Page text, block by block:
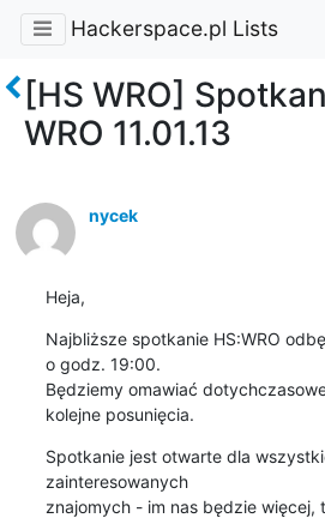
Hackerspace.pl Lists
[HS WRO]
WRO 11.01.13
nycek
Heja,
Najbliższe spotkanie HS:WRO
o godz. 19:00.
Będziemy omawiać
kolejne posunięcia.
Spotkanie jest otwarte dla
zainteresowanych
znajomych - im nas będzie więcej,